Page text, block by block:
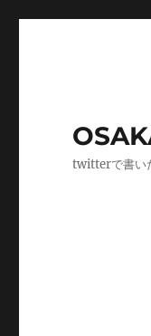
twitterで書い